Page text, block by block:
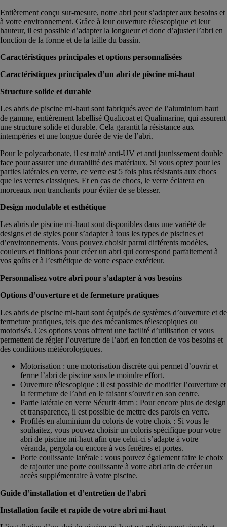
Entièrement conçu sur-mesure, notre abri peut s’adapter aux besoins et
à votre environnement. Grâce à leur ouverture télescopique et leur
hauteur, il est possible d’adapter la longueur et donc d’ajuster l’abri en
fonction de la forme et de la taille du bassin.
Caractéristiques principales et options personnalisées
Caractéristiques principales d’un abri de piscine mi-haut
Structure solide et durable
Les abris de piscine mi-haut sont fabriqués avec de l’aluminium haut
de gamme, entièrement labellisé Qualicoat et Qualimarine, qui assurent
une structure solide et durable. Cela garantit la résistance aux
intempéries et une longue durée de vie de l’abri.
Pour le polycarbonate, il est traité anti-UV et anti jaunissement double
face pour assurer une durabilité des matériaux. Si vous optez pour les
parties latérales en verre, ce verre est 5 fois plus résistants aux chocs
que les verres classiques. Et en cas de chocs, le verre éclatera en
morceaux non tranchants pour éviter de se blesser.
Design modulable et esthétique
Les abris de piscine mi-haut sont disponibles dans une variété de
designs et de styles pour s’adapter à tous les types de piscines et
d’environnements. Vous pouvez choisir parmi différents modèles,
couleurs et finitions pour créer un abri qui correspond parfaitement à
vos goûts et à l’esthétique de votre espace extérieur.
Personnalisez votre abri pour s’adapter à vos besoins
Options d’ouverture et de fermeture pratiques
Les abris de piscine mi-haut sont équipés de systèmes d’ouverture et de
fermeture pratiques, tels que des mécanismes télescopiques ou
motorisés. Ces options vous offrent une facilité d’utilisation et vous
permettent de régler l’ouverture de l’abri en fonction de vos besoins et
des conditions météorologiques.
Motorisation : une motorisation discrète qui permet d’ouvrir et
ferme l’abri de piscine sans le moindre effort.
Ouverture télescopique : il est possible de modifier l’ouverture et
la fermeture de l’abri en le faisant s’ouvrir en son centre.
Partie latérale en verre Sécurit 4mm : Pour encore plus de design
et transparence, il est possible de mettre des parois en verre.
Profilés en aluminium du coloris de votre choix : Si vous le
souhaitez, vous pouvez choisir un coloris spécifique pour votre
abri de piscine mi-haut afin que celui-ci s’adapte à votre
véranda, pergola ou encore à vos fenêtres et portes.
Porte coulissante latérale : vous pouvez également faire le choix
de rajouter une porte coulissante à votre abri afin de créer un
accès supplémentaire à votre piscine.
Guide d’installation et d’entretien de l’abri
Installation facile et rapide de votre abri mi-haut